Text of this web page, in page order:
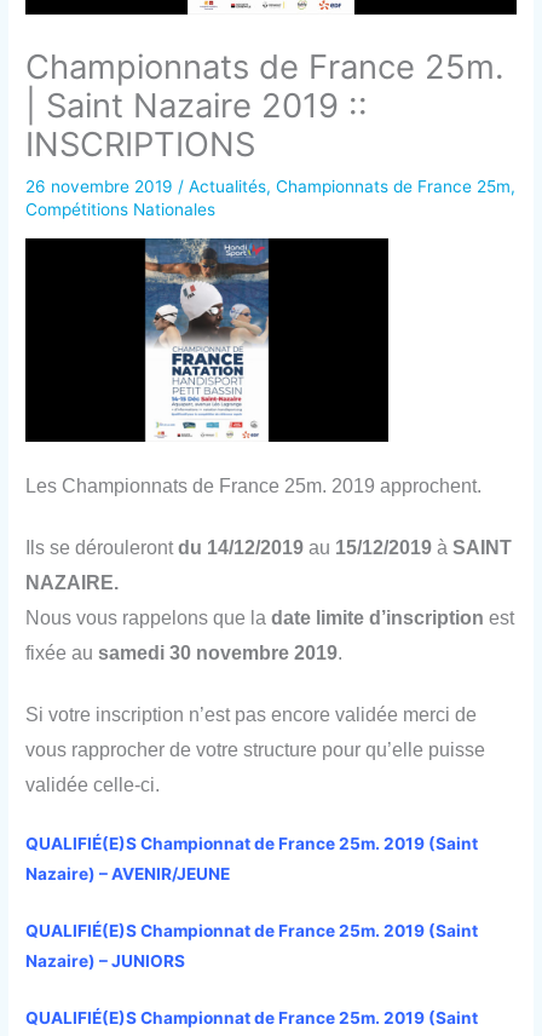
Championnats de France 25m.
| Saint Nazaire 2019 ::
INSCRIPTIONS
26 novembre 2019 /Actualités,Championnats de France 25m,
Compétitions Nationales
Les Championnats de France 25m. 2019 approchent.
Ils se déroulerontdu 14/12/2019au 15/12/2019à SAINT
NAZAIRE.
Nous vous rappelons que ladate limite d’inscription est
fixée ausamedi 30 novembre 2019.
Si votre inscription n’est pas encore validée merci de
vous rapprocher de votre structure pour qu’elle puisse
validée celle-ci.
QUALIFIÉ(E)S Championnat de France 25m. 2019 (Saint
Nazaire) – AVENIR/JEUNE
QUALIFIÉ(E)S Championnat de France 25m. 2019 (Saint
Nazaire) – JUNIORS
QUALIFIÉ(E)S Championnat de France 25m. 2019 (Saint